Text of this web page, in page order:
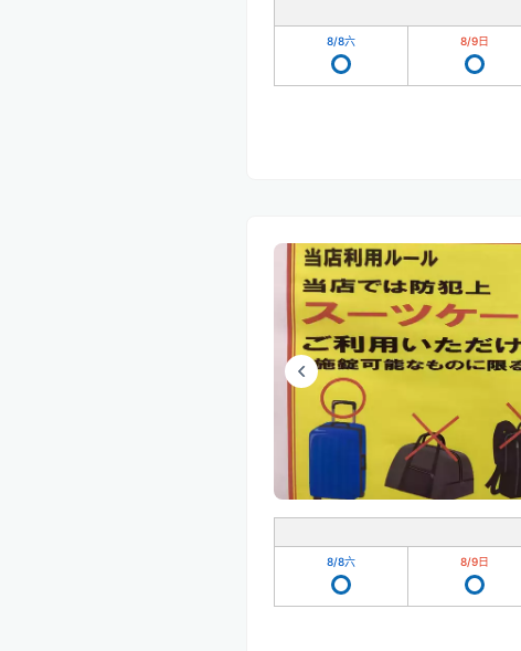
8/8六 8/9日
8/8六 8/9日